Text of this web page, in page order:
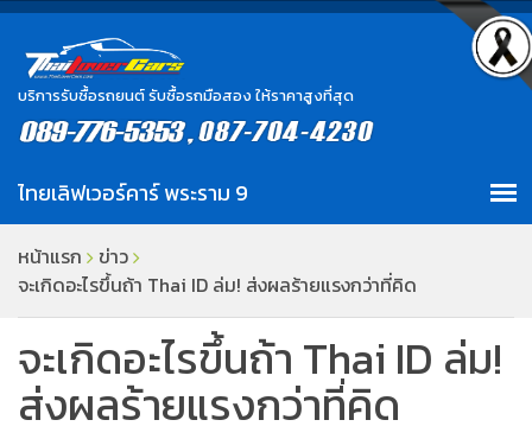
บริการรับซื้อรถยนต์ รับซื้อรถมือสอง ให้ราคาสูงที่สุด
หน้าแรก
ข่าว
จะเกิดอะไรขึ้นถ้า Thai ID ล่ม! ส่งผลร้ายแรงกว่าที่คิด
จะเกิดอะไรขึ้นถ้า Thai ID ล่ม!
ส่งผลร้ายแรงกว่าที่คิด